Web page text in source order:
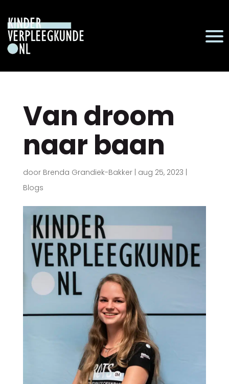
Van droom
naar baan
door Brenda Grandiek-Bakker| aug 25, 2023
Blogs